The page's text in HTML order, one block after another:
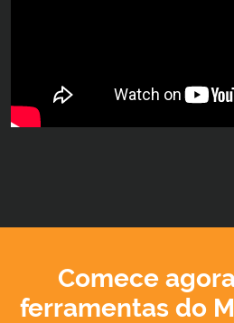
Comece
ferramentas do